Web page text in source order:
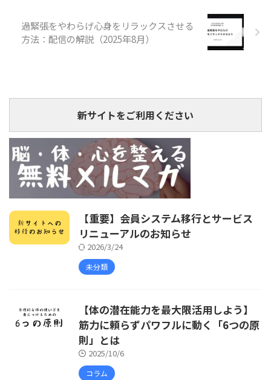
過緊張をやわらげ心身をリラックスさせる
方法：配信の解説（2025年8月）
新サイトをご利用ください
【重要】会員システム移行とサービス
リニューアルのお知らせ
2026/3/24
未分類
【体の潜在能力を最大限活用しよう】
筋力に頼らずパワフルに動く「6つの原
則」とは
2025/10/6
コラム